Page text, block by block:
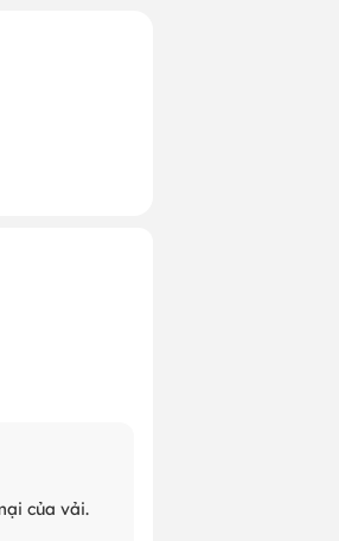
của vải.